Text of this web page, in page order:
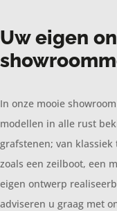
Uw eigen
In onze mooie
modellen in alle rust
grafstenen; van
zoals een zeilboot, een
eigen ontwerp
adviseren u graag met